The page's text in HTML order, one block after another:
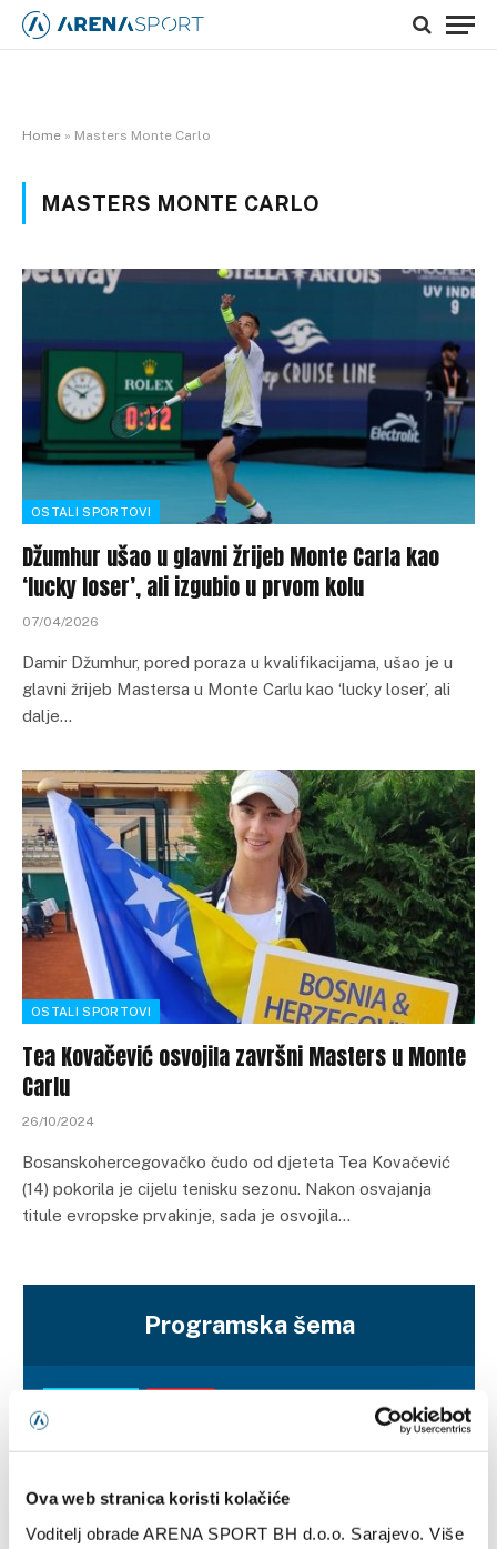
Ova web stranica koristi kolačiće
Voditelj obrade ARENA SPORT BH d.o.o. Sarajevo. Više
Home » Masters Monte Carlo
MASTERS MONTE CARLO
OSTALI SPORTOVI
Džumhur ušao u glavni žrijeb Monte Carla kao
‘lucky loser’, ali izgubio u prvom kolu
07/04/2026
Damir Džumhur, pored poraza u kvalifikacijama, ušao je u
glavni žrijeb Mastersa u Monte Carlu kao ‘lucky loser’, ali
dalje…
OSTALI SPORTOVI
Tea Kovačević osvojila završni Masters u Monte
Carlu
26/10/2024
Bosanskohercegovačko čudo od djeteta Tea Kovačević
(14) pokorila je cijelu tenisku sezonu. Nakon osvajanja
titule evropske prvakinje, sada je osvojila…
Programska šema